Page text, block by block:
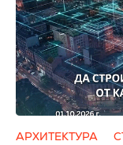
АРХИТЕКТУРА